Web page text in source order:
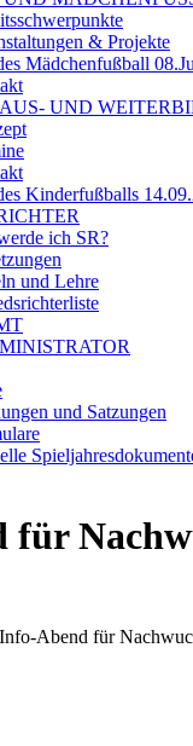
& Projekte
Mädchenfußball
UND
Kinderfußballs
ich SR?
und Lehre
und Satzungen
für
Abend für